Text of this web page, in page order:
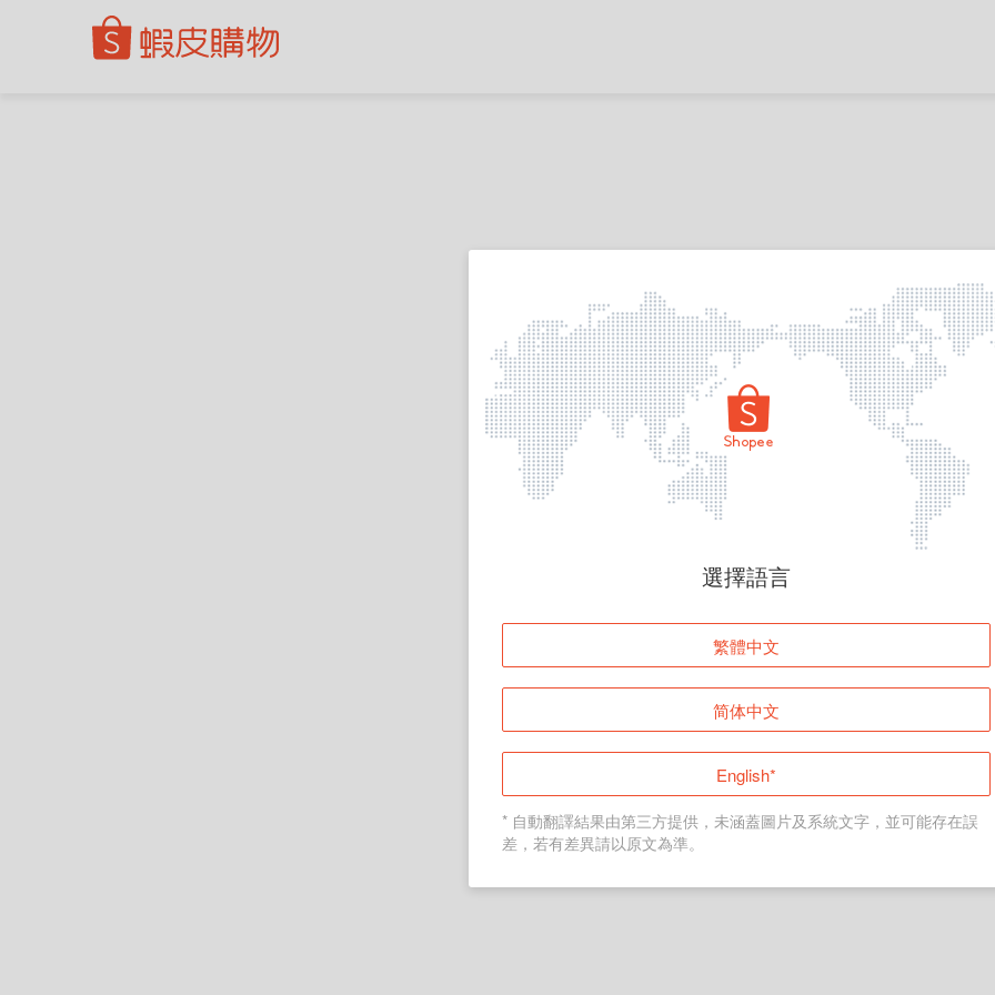
頁面無法顯示
登入
返回首頁
選擇語言
繁體中文
简体中文
English*
* 自動翻譯結果由第三方提供，未涵蓋圖片及系統文字，並可能存在誤
差，若有差異請以原文為準。